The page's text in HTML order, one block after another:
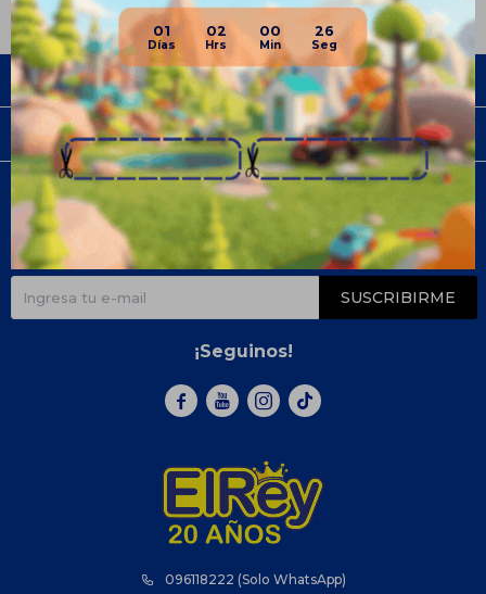
01 02 00 26
096118222 (Solo WhatsApp)
Empresa
Compra
Newsletter
¡Suscribite y recibí todas nuestras novedades!
SUSCRIBIRME
¡Seguinos!
  